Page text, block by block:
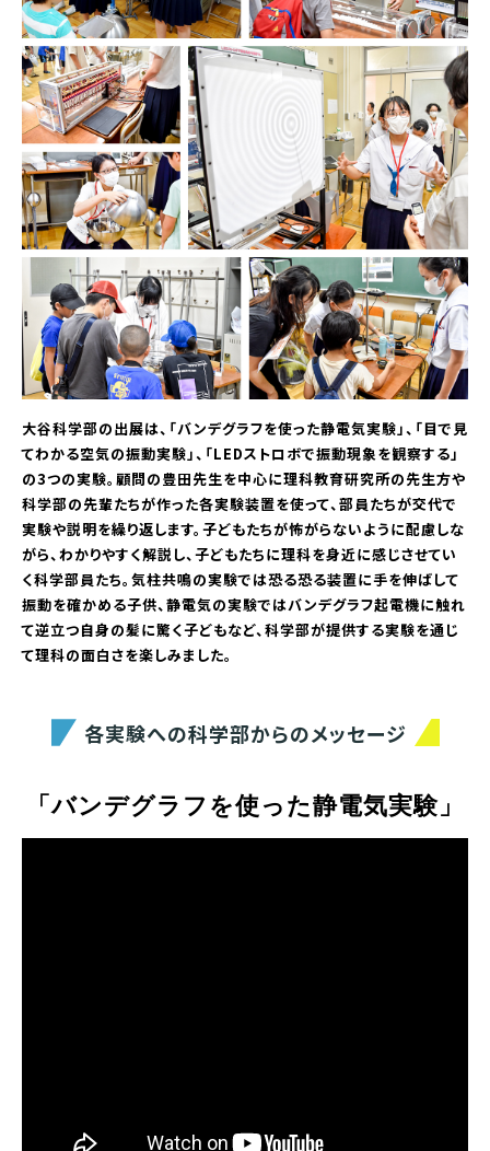
大谷科学部の出展は、「バンデグラフを使った静電気実験」、「目で見
てわかる空気の振動実験」、「LEDストロボで振動現象を観察する」
の3つの実験。顧問の豊田先生を中心に理科教育研究所の先生方や
科学部の先輩たちが作った各実験装置を使って、部員たちが交代で
実験や説明を繰り返します。子どもたちが怖がらないように配慮しな
がら、わかりやすく解説し、子どもたちに理科を身近に感じさせてい
く科学部員たち。気柱共鳴の実験では恐る恐る装置に手を伸ばして
振動を確かめる子供、静電気の実験ではバンデグラフ起電機に触れ
て逆立つ自身の髪に驚く子どもなど、科学部が提供する実験を通じ
て理科の面白さを楽しみました。
各実験への科学部からのメッセージ
「バンデグラフを使った静電気実験」